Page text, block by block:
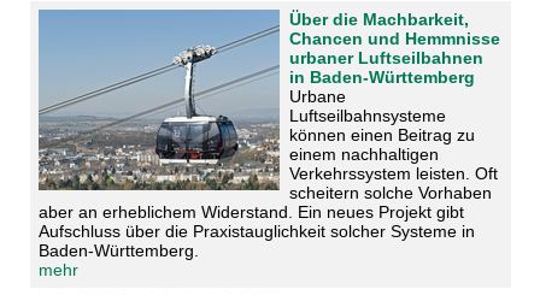
Über die Machbarkeit,
Chancen und Hemmnisse
urbaner Luftseilbahnen
in Baden-Württemberg
Urbane
Luftseilbahnsysteme
können einen Beitrag zu
einem nachhaltigen
Verkehrssystem leisten. Oft
scheitern solche Vorhaben
aber an erheblichem Widerstand. Ein neues Projekt gibt
Aufschluss über die Praxistauglichkeit solcher Systeme in
Baden-Württemberg.
mehr